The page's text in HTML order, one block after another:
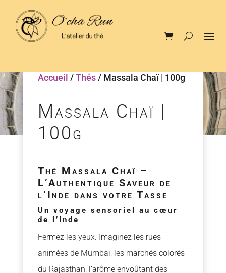
Accueil /Thés/ Massala Chaï | 100g
Massala Chaï |
100g
Thé Massala Chaï –
L’Authentique Saveur de
l’Inde dans votre Tasse
Un voyage sensoriel au cœur
de l’Inde
Fermez les yeux. Imaginez les rues
animées de Mumbai, les marchés colorés
du Rajasthan, l’arôme envoûtant des